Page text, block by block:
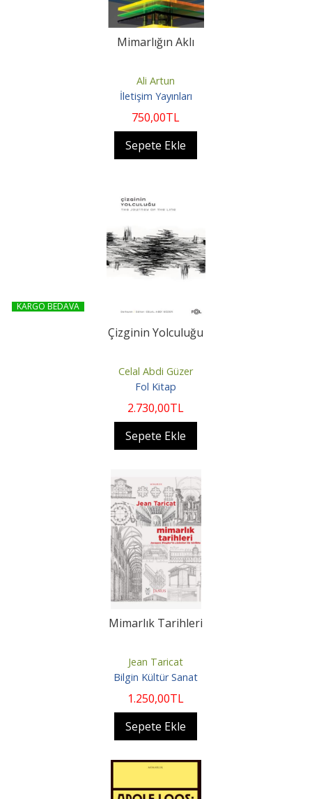
Mimarlığın Aklı
Ali Artun
İletişim Yayınları
750,00TL
Sepete Ekle
KARGO BEDAVA
Çizginin Yolculuğu
Celal Abdi Güzer
Fol Kitap
2.730,00TL
Sepete Ekle
Mimarlık Tarihleri
Jean Taricat
Bilgin Kültür Sanat
1.250,00TL
Sepete Ekle